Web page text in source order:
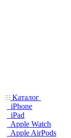
Каталог
iPhone
iPad
Apple Watch
Apple AirPods